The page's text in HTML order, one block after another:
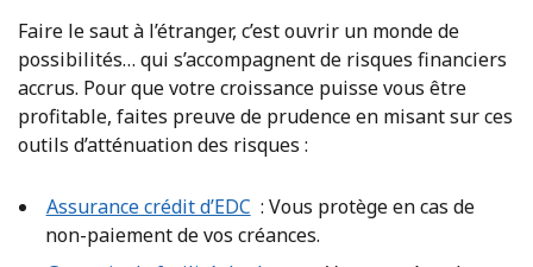
Faire le saut à l’étranger, c’est ouvrir un monde de
possibilités… qui s’accompagnent de risques financiers
accrus. Pour que votre croissance puisse vous être
profitable, faites preuve de prudence en misant sur ces
outils d’atténuation des risques :
Assurance crédit d’EDC : Vous protège en cas de
non-paiement de vos créances.